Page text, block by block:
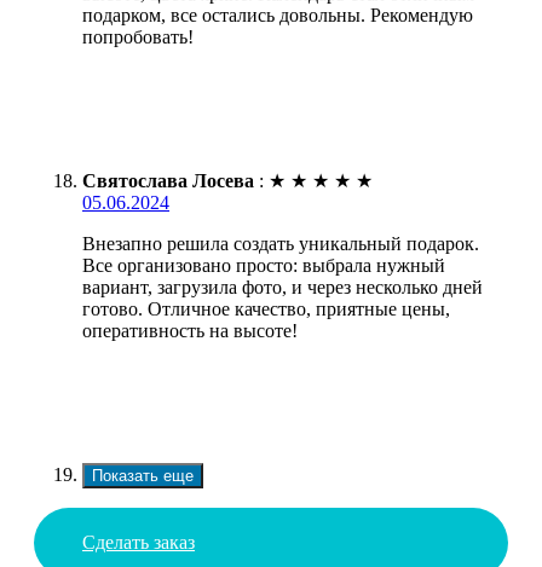
подарком, все остались довольны. Рекомендую
попробовать!
Святослава Лосева : ★ ★ ★ ★ ★
05.06.2024
Внезапно решила создать уникальный подарок.
Все организовано просто: выбрала нужный
вариант, загрузила фото, и через несколько дней
готово. Отличное качество, приятные цены,
оперативность на высоте!
Показать еще
Сделать заказ